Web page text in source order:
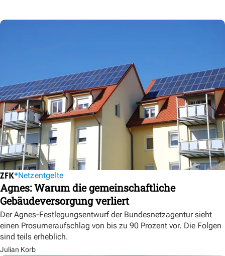
Netzentgelte
Agnes: Warum die gemeinschaftliche
Gebäudeversorgung verliert
Der Agnes-Festlegungsentwurf der Bundesnetzagentur sieht
einen Prosumeraufschlag von bis zu 90 Prozent vor. Die Folgen
sind teils erheblich.
Julian Korb